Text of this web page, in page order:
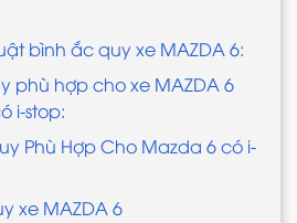
bình ắc quy xe MAZDA 6:
phù hợp cho xe MAZDA 6
i-stop:
Phù Hợp Cho Mazda 6 có i-
xe MAZDA 6